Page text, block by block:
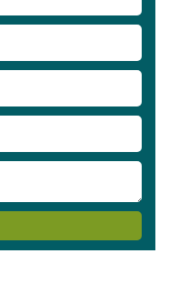
, Societário,
sua avaliação!